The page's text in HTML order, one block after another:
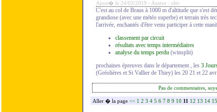
Ajout� le 24/03/2019 - Auteur : oliv
C'est au col de Braus à 1000 m d'altitude que s'est
grandiose (avec une météo superbe) et terrain très
l'arrivée, enchantés d'être venu participer à cette
classement par circuit
résultats avec temps intermédiaires
analyse du temps perdu (winsplit)
prochaines épreuves dans le département , les 3
(Gréolières et St Vallier de Thiey) les 20 21 et 22
Pas de commentaires,
Aller � la page << 1 2 3 4 5 6 7 8 9 10 11 12 13 14 15